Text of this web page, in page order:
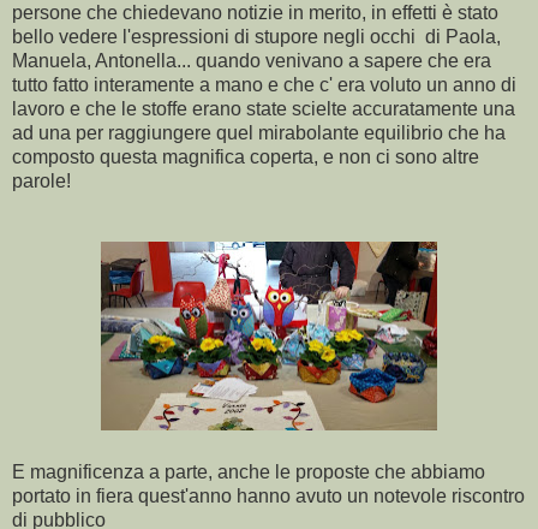
persone che chiedevano notizie in merito, in effetti è stato
bello vedere l'espressioni di stupore negli occhi di Paola,
Manuela, Antonella... quando venivano a sapere che era
tutto fatto interamente a mano e che c' era voluto un anno di
lavoro e che le stoffe erano state scielte accuratamente una
ad una per raggiungere quel mirabolante equilibrio che ha
composto questa magnifica coperta, e non ci sono altre
parole!
E magnificenza a parte, anche le proposte che abbiamo
portato in fiera quest'anno hanno avuto un notevole riscontro
di pubblico